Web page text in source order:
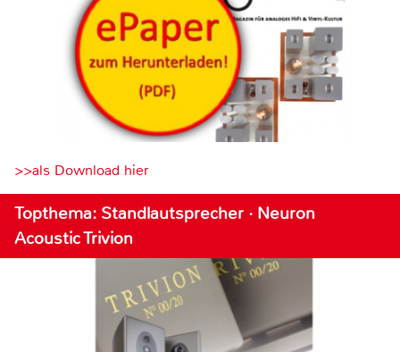
>>als Download hier
Topthema: Standlautsprecher · Neuron
Acoustic Trivion